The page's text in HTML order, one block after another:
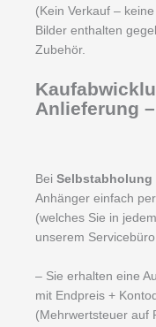
(Kein Verkauf –
Bilder enthalten
Zubehör.
Anlieferung
Bei Selbstabholung
Anhänger einfach
(welches Sie in
unserem
– Sie erhalten eine
mit Endpreis +
(Mehrwertsteuer auf